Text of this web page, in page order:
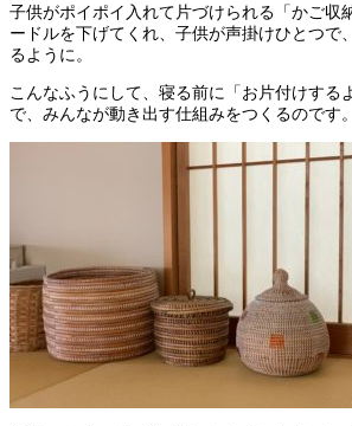
子供がポイポイ入れて片づけられる「かご収
ードルを下げてくれ、子供が声掛けひとつで
るように。
こんなふうにして、寝る前に「お片付けする
で、みんなが動き出す仕組みをつくるのです。